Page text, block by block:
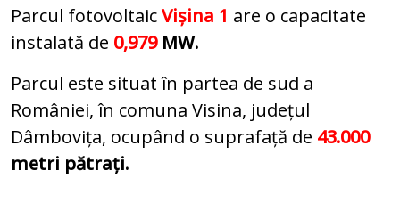
Parcul fotovoltaicVișina 1 are o capacitate
instalată de 0,979 MW.
Parcul este situat în partea de sud a
României, în comuna Visina, județul
Dâmbovița, ocupând o suprafață de 43.000
metri pătrați.